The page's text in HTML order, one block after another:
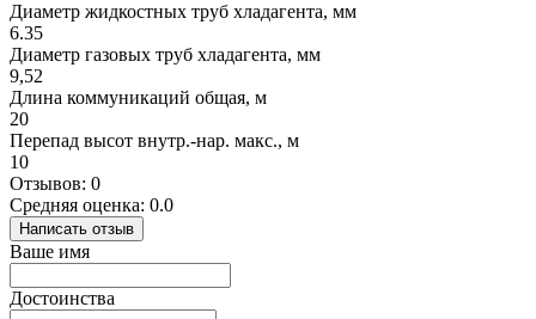
Диаметр жидкостных труб хладагента, мм
6.35
Диаметр газовых труб хладагента, мм
9,52
Длина коммуникаций общая, м
20
Перепад высот внутр.-нар. макс., м
10
Отзывов: 0
Средняя оценка: 0.0
Написать отзыв
Ваше имя
Достоинства